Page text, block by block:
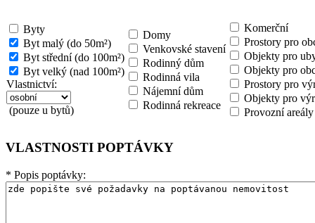
Byty
Byt malý (do 50m²)
Byt střední (do 100m²)
Byt velký (nad 100m²)
Vlastnictví:
(pouze u bytů)
Domy
Venkovské stavení
Rodinný dům
Rodinná vila
Nájemní dům
Rodinná rekreace
Komerční
Prostory pro
Objekty pro
Objekty pro
Prostory pro
Objekty pro
Provozní areály
VLASTNOSTI POPTÁVKY
* Popis poptávky: